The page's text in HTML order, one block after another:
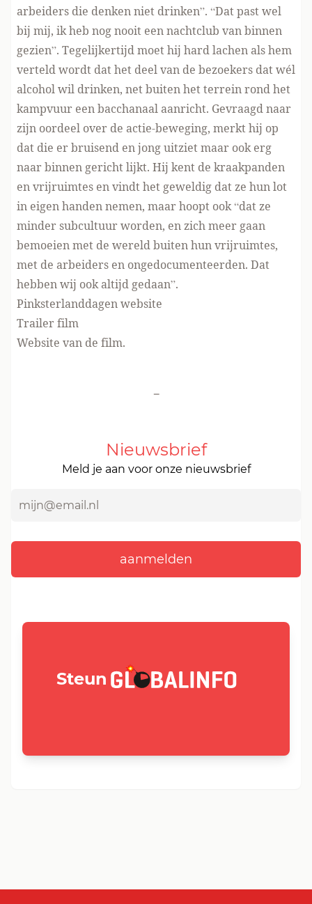
arbeiders die denken niet drinken”. “Dat past wel
bij mij, ik heb nog nooit een nachtclub van binnen
gezien”. Tegelijkertijd moet hij hard lachen als hem
verteld wordt dat het deel van de bezoekers dat wél
alcohol wil drinken, net buiten het terrein rond het
kampvuur een bacchanaal aanricht. Gevraagd naar
zijn oordeel over de actie-beweging, merkt hij op
dat die er bruisend en jong uitziet maar ook erg
naar binnen gericht lijkt. Hij kent de kraakpanden
en vrijruimtes en vindt het geweldig dat ze hun lot
in eigen handen nemen, maar hoopt ook “dat ze
minder subcultuur worden, en zich meer gaan
bemoeien met de wereld buiten hun vrijruimtes,
met de arbeiders en ongedocumenteerden. Dat
hebben wij ook altijd gedaan”.
Pinksterlanddagenwebsite
Trailer film
Website van de film.
-
Nieuwsbrief
Meld je aan voor onze nieuwsbrief
Steun GLOBALINFO.nl